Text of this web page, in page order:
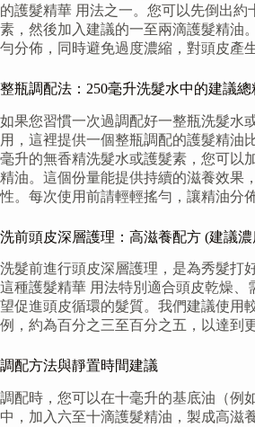
的護髮精華 用法之一。您可以先倒出約
素，然後加入建議的一至兩滴護髮精油
勻分佈，同時避免過度濃縮，對頭皮產
整瓶調配法：250毫升洗髮水中的建議總
如果您習慣一次過調配好一整瓶洗髮水
用，這裡提供一個整瓶調配的護髮精油
毫升的無香精洗髮水或護髮素，您可以
精油。這個份量能提供持續的滋養效果
性。每次使用前請輕輕搖勻，讓精油分
洗前頭皮深層護理：高滋養配方 (建議濃
洗髮前進行頭皮深層護理，是為秀髮打
這種護髮精華 用法特別適合頭皮乾燥、
望促進頭皮循環的髮質。我們建議使用
例，約為百分之三至百分之五，以達到
調配方法與靜置時間建議
調配時，您可以在十毫升的基底油（例
中，加入六至十滴護髮精油，製成高滋